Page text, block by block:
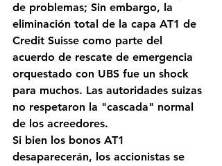
de problemas; Sin embargo, la
eliminación total de la capa AT1 de
Credit Suisse como parte del
acuerdo de rescate de emergencia
orquestado con UBS fue un shock
para muchos. Las autoridades suizas
no respetaron la "cascada" normal
de los acreedores.
Si bien los bonos AT1
desaparecerán, los accionistas se